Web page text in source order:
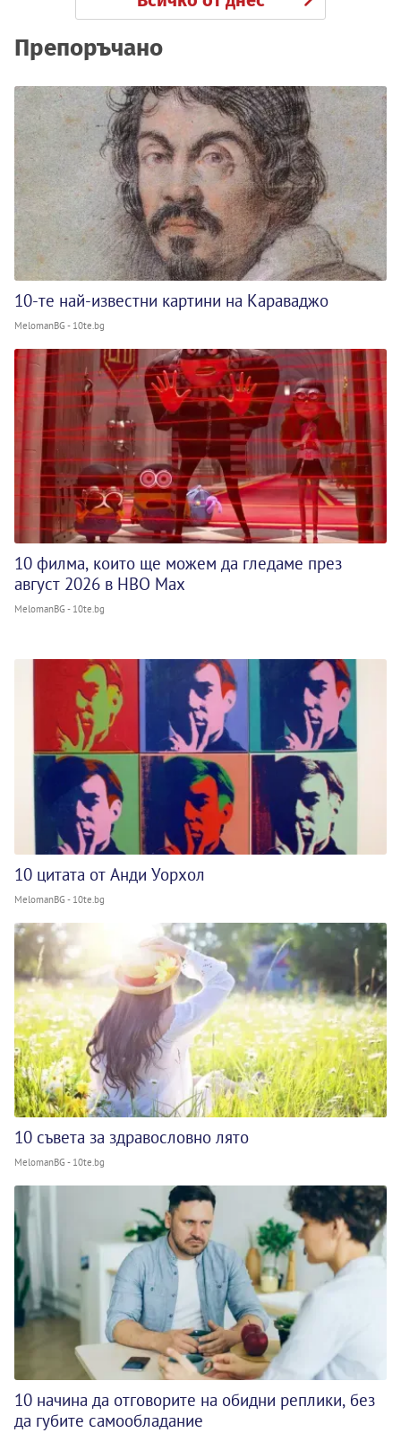
Препоръчано
10-те най-известни картини на Караваджо
MelomanBG - 10te.bg
10 филма, които ще можем да гледаме през
август 2026 в HBO Max
MelomanBG - 10te.bg
10 цитата от Анди Уорхол
MelomanBG - 10te.bg
10 съвета за здравословно лято
MelomanBG - 10te.bg
10 начина да отговорите на обидни реплики, без
да губите самообладание